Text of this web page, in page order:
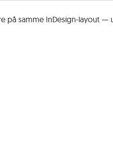
på samme InDesign-layout —